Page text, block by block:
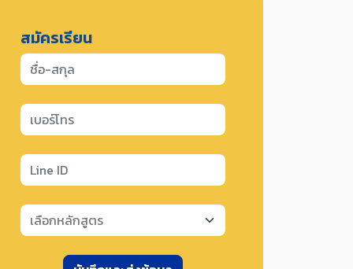
สมัครเรียน